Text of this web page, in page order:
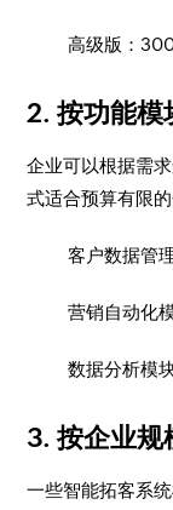
高级版：
2. 按功能模
企业可以根据需
式适合预算有限
客户数据管
营销自动化
数据分析模
3. 按企业规
一些智能拓客系